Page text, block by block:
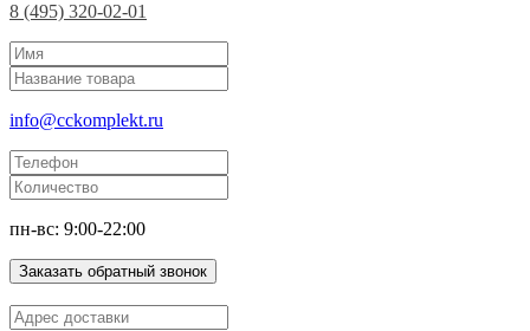
8 (495) 320-02-01
info@cckomplekt.ru
пн-вс: 9:00-22:00
Заказать обратный звонок